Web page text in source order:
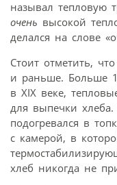
называл тепловую
очень высокой
делался на слове
Стоит отметить,
и раньше. Больше
в XIX веке,
для выпечки
подогревался в
с камерой, в
хлеб никогда не